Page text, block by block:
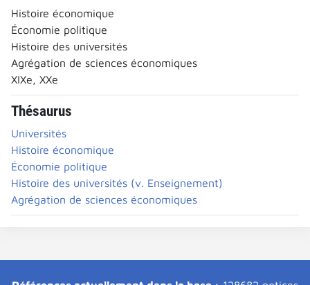
Histoire économique
Économie politique
Histoire des universités
Agrégation de sciences économiques
XIXe, XXe
Thésaurus
Universités
Histoire économique
Économie politique
Histoire des universités (v. Enseignement)
Agrégation de sciences économiques